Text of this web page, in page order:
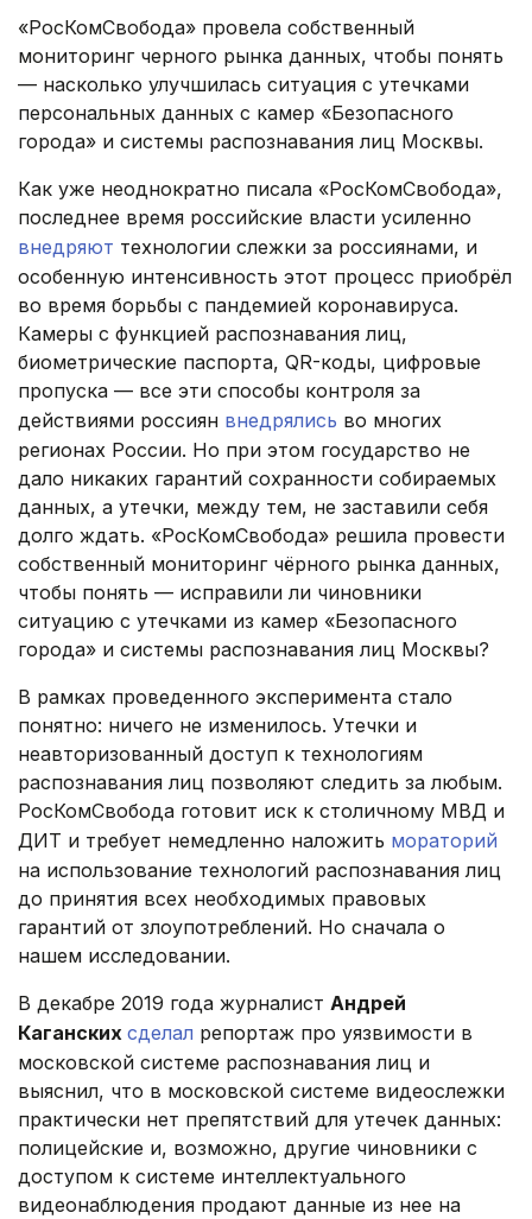
«РосКомСвобода» провела собственный
мониторинг черного рынка данных, чтобы понять
— насколько улучшилась ситуация с утечками
персональных данных с камер «Безопасного
города» и системы распознавания лиц Москвы.
Как уже неоднократно писала «РосКомСвобода»,
последнее время российские власти усиленно
внедряют технологии слежки за россиянами, и
особенную интенсивность этот процесс приобрёл
во время борьбы с пандемией коронавируса.
Камеры с функцией распознавания лиц,
биометрические паспорта, QR-коды, цифровые
пропуска — все эти способы контроля за
действиями россиян внедрялись во многих
регионах России. Но при этом государство не
дало никаких гарантий сохранности собираемых
данных, а утечки, между тем, не заставили себя
долго ждать. «РосКомСвобода» решила провести
собственный мониторинг чёрного рынка данных,
чтобы понять — исправили ли чиновники
ситуацию с утечками из камер «Безопасного
города» и системы распознавания лиц Москвы?
В рамках проведенного эксперимента стало
понятно: ничего не изменилось. Утечки и
неавторизованный доступ к технологиям
распознавания лиц позволяют следить за любым.
РосКомСвобода готовит иск к столичному МВД и
ДИТ и требует немедленно наложить мораторий
на использование технологий распознавания лиц
до принятия всех необходимых правовых
гарантий от злоупотреблений. Но сначала о
нашем исследовании.
В декабре 2019 года журналист Андрей
Каганских сделал репортаж про уязвимости в
московской системе распознавания лиц и
выяснил, что в московской системе видеослежки
практически нет препятствий для утечек данных:
полицейские и, возможно, другие чиновники с
доступом к системе интеллектуального
видеонаблюдения продают данные из нее на